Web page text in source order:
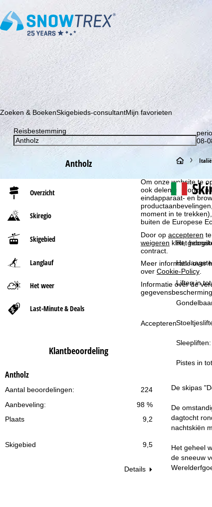
Om onze website te
ook delen met onze
eindapparaat- en
moment in te
buiten de Europese
Door op accepteren
weigeren klikt,
contract.
Meer informatie over
over Cookie-Policy
Informatie over de
Accepteren
Schrijf je in voor onze nieuwsbrief en wees als eerste op de
Zoeken & BoekenSkigebieds-consultantMijn favorieten
Reisbestemming
08-
Antholz
Overzicht
Skiregio
Skigebied
Langlauf
Het weer
Last-Minute & Deals
Klantbeoordeling
Antholz
224
Aantal beoordelingen:
98 %
Aanbeveling:
Plaats
9,2
Skigebied 9,5
Details
S
t
a
r
t
p
a
g
i
n
a
Italië
Het
Het
Liften in
Sleepliften:
Pistes in
De skipas
De
dagtocht
nachtskiën
Het geheel
de sneeuw